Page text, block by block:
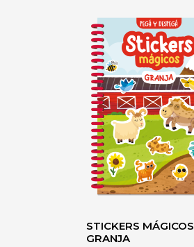
STICKERS MÁGICOS
GRANJA